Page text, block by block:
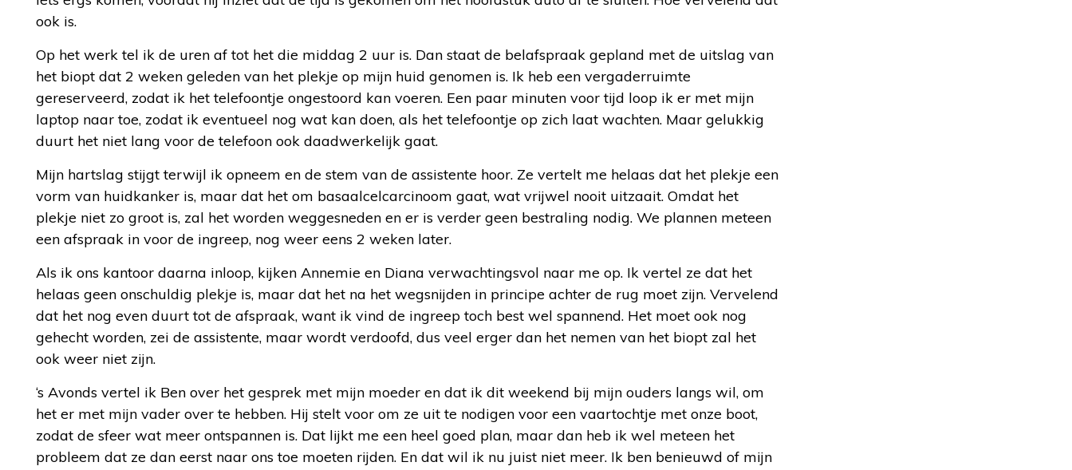
ook is.
Op het werk tel ik de uren af tot het die middag 2 uur is. Dan staat de belafspraak gepland met de uitslag van
het biopt dat 2 weken geleden van het plekje op mijn huid genomen is. Ik heb een vergaderruimte
gereserveerd, zodat ik het telefoontje ongestoord kan voeren. Een paar minuten voor tijd loop ik er met mijn
laptop naar toe, zodat ik eventueel nog wat kan doen, als het telefoontje op zich laat wachten. Maar gelukkig
duurt het niet lang voor de telefoon ook daadwerkelijk gaat.
Mijn hartslag stijgt terwijl ik opneem en de stem van de assistente hoor. Ze vertelt me helaas dat het plekje een
vorm van huidkanker is, maar dat het om basaalcelcarcinoom gaat, wat vrijwel nooit uitzaait. Omdat het
plekje niet zo groot is, zal het worden weggesneden en er is verder geen bestraling nodig. We plannen meteen
een afspraak in voor de ingreep, nog weer eens 2 weken later.
Als ik ons kantoor daarna inloop, kijken Annemie en Diana verwachtingsvol naar me op. Ik vertel ze dat het
helaas geen onschuldig plekje is, maar dat het na het wegsnijden in principe achter de rug moet zijn. Vervelend
dat het nog even duurt tot de afspraak, want ik vind de ingreep toch best wel spannend. Het moet ook nog
gehecht worden, zei de assistente, maar wordt verdoofd, dus veel erger dan het nemen van het biopt zal het
ook weer niet zijn.
‘s Avonds vertel ik Ben over het gesprek met mijn moeder en dat ik dit weekend bij mijn ouders langs wil, om
het er met mijn vader over te hebben. Hij stelt voor om ze uit te nodigen voor een vaartochtje met onze boot,
zodat de sfeer wat meer ontspannen is. Dat lijkt me een heel goed plan, maar dan heb ik wel meteen het
probleem dat ze dan eerst naar ons toe moeten rijden. En dat wil ik nu juist niet meer. Ik ben benieuwd of mijn